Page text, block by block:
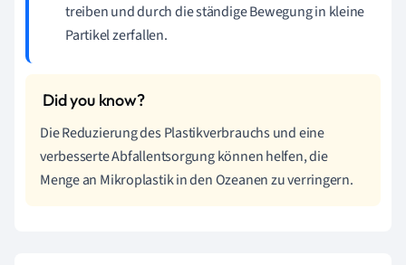
treiben und durch die ständige Bewegung in kleine
Partikel zerfallen.
Die Reduzierung des Plastikverbrauchs und eine
verbesserte Abfallentsorgung können helfen, die
Menge an Mikroplastik in den Ozeanen zu verringern.